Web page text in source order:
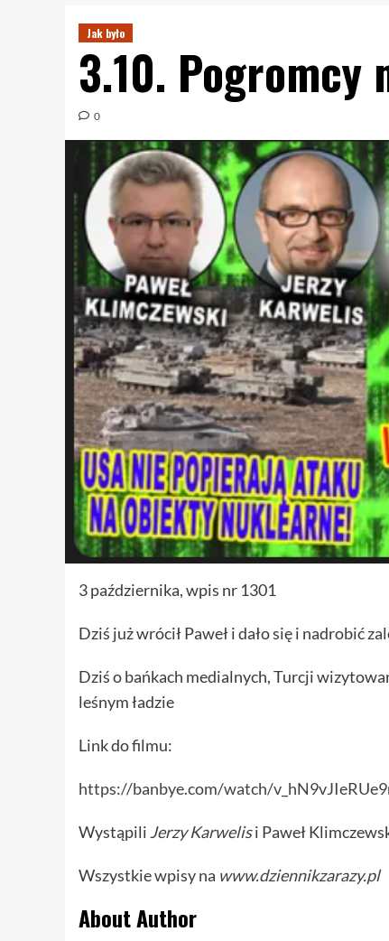
Jak było
3.10. Pogromcy
0
3 października, wpis nr 1301
Dziś już wrócił Paweł i dało się i nadrobić
Dziś o bańkach medialnych, Turcji
leśnym ładzie
Link do filmu:
https://banbye.com/watch/
Wystąpili Jerzy Karwelisi Paweł
Wszystkie wpisy na www.dziennikzarazy.pl
About Author